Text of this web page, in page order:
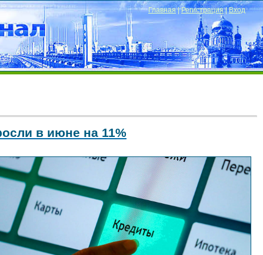
Главная|Регистрация|Вход
в июне на 11%